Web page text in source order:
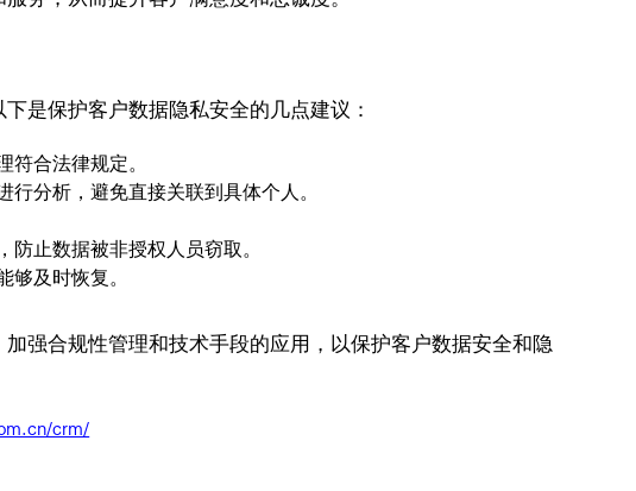
是保护客户数据隐私安全的几点建议：
合法律规定。
分析，避免直接关联到具体个人。
止数据被非授权人员窃取。
及时恢复。
强合规性管理和技术手段的应用，以保护客户数据安全和隐
crm/